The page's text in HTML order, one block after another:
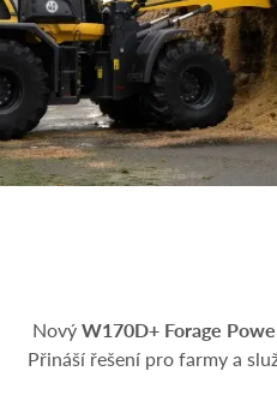
NovýW170D+ Forage
Přináší řešení pro farmy a